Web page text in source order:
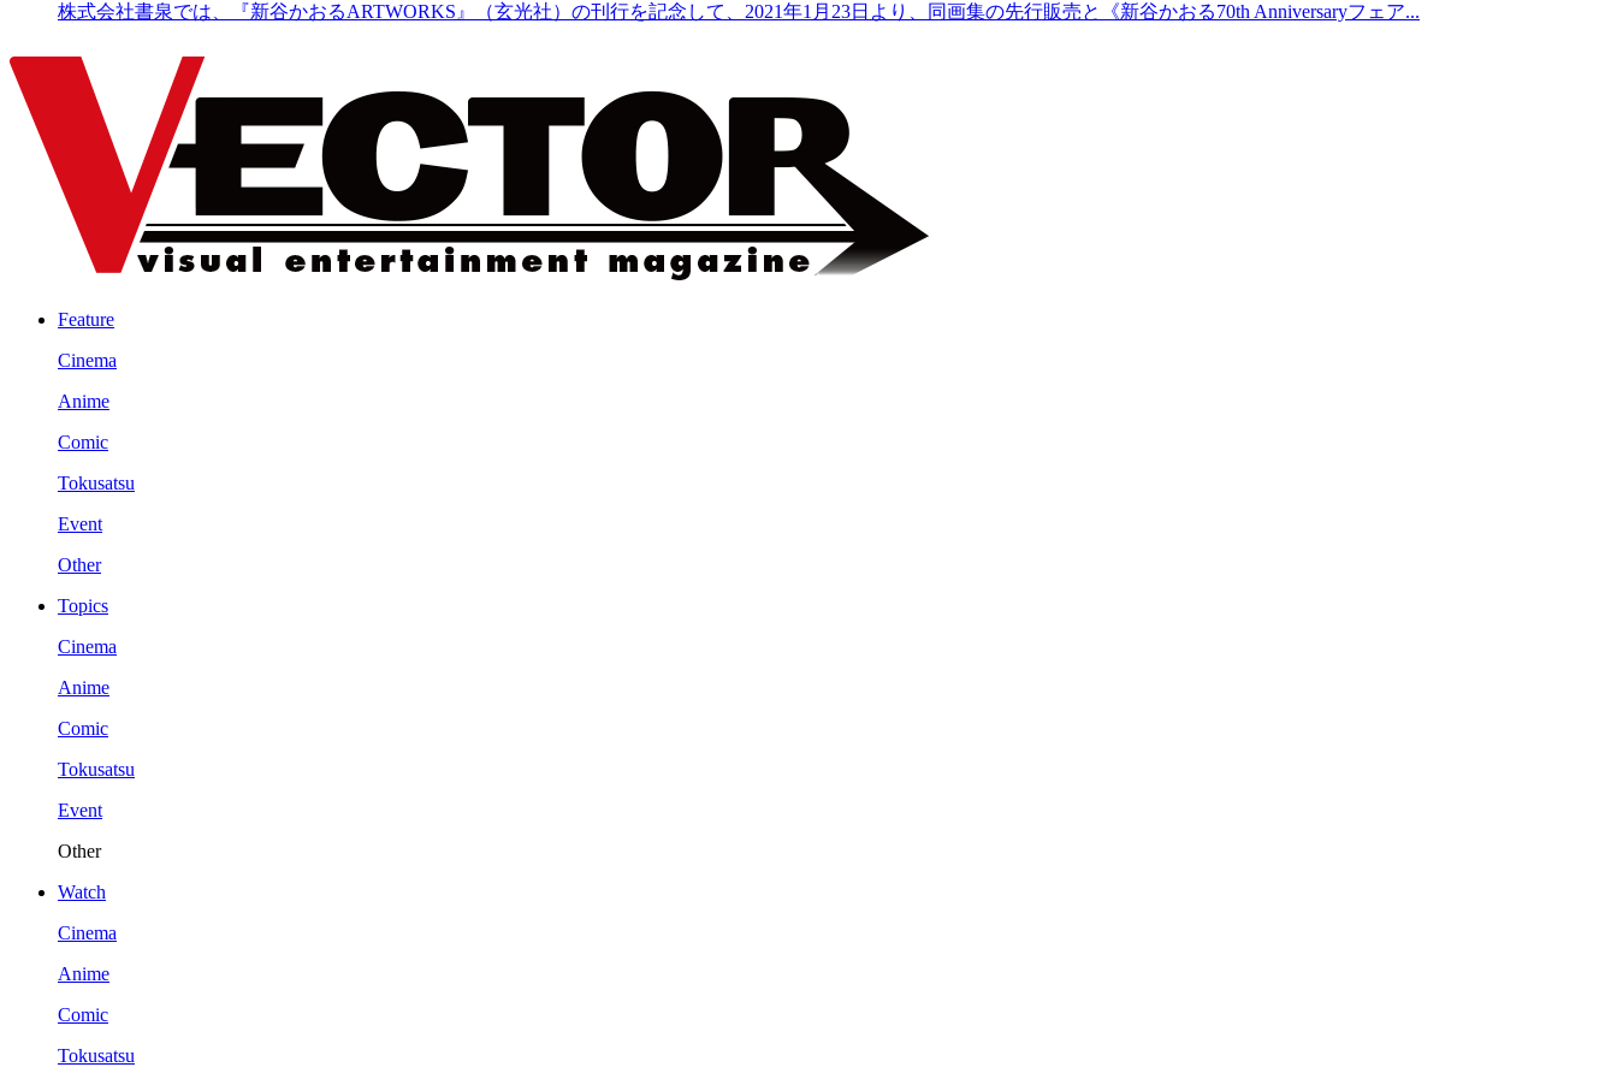
株式会社書泉では、『新谷かおるARTWORKS』（玄光社）の刊行を記念して、2021年1月23日より、同画集の先行販売と《新谷かおる70th Anniversaryフェア...
Feature
Cinema
Anime
Comic
Tokusatsu
Event
Other
Topics
Cinema
Anime
Comic
Tokusatsu
Event
Other
Watch
Cinema
Anime
Comic
Tokusatsu